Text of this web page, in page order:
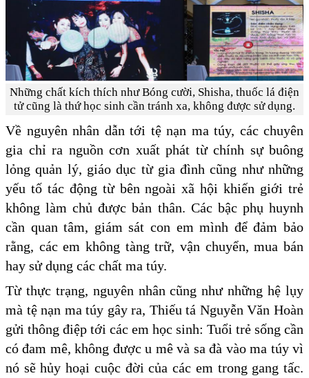
Những chất kích thích như Bóng cười, Shisha, thuốc lá điện
tử cũng là thứ học sinh cần tránh xa, không được sử dụng.
Về nguyên nhân dẫn tới tệ nạn ma túy, các chuyên
gia chỉ ra nguồn cơn xuất phát từ chính sự buông
lỏng quản lý, giáo dục từ gia đình cũng như những
yếu tố tác động từ bên ngoài xã hội khiến giới trẻ
không làm chủ được bản thân. Các bậc phụ huynh
cần quan tâm, giám sát con em mình để đảm bảo
rằng, các em không tàng trữ, vận chuyển, mua bán
hay sử dụng các chất ma túy.
Từ thực trạng, nguyên nhân cũng như những hệ lụy
mà tệ nạn ma túy gây ra, Thiếu tá Nguyễn Văn Hoàn
gửi thông điệp tới các em học sinh: Tuổi trẻ sống cần
có đam mê, không được u mê và sa đà vào ma túy vì
nó sẽ hủy hoại cuộc đời của các em trong gang tấc.